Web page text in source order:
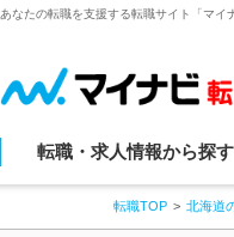
あなたの転職を支援する転職サイト「マイ
転職・求人情報から探す
転職TOP 北海道